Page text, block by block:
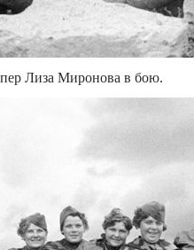
Лиза Миронова в бою.